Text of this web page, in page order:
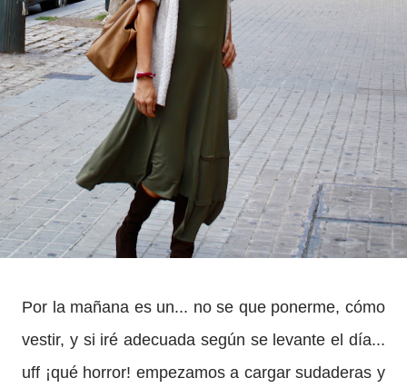
Por la mañana es un... no se que ponerme, cómo
vestir, y si iré adecuada según se levante el día...
uff ¡qué horror! empezamos a cargar sudaderas y